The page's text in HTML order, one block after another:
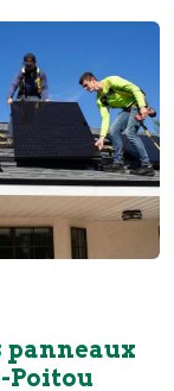
panneaux
Poitou